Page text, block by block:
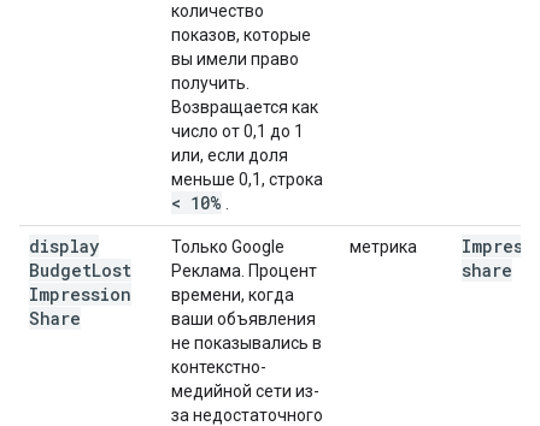
количество
показов, которые
вы имели право
получить.
Возвращается как
число от 0,1 до 1
или, если доля
меньше 0,1, строка
< 10%
display
BudgetLost
Impression
Share
Только Google
Реклама. Процент
времени, когда
ваши объявления
не показывались в
контекстно-
медийной сети из-
за недостаточного
метрика
share